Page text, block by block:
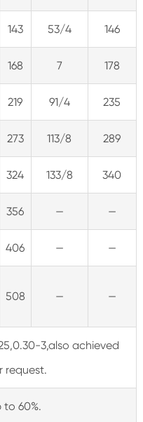
143 53/4 146
168 7 178
219 91/4 235
273 113/8 289
324 133/8 340
356 — —
406 — —
508 — —
3,also achieved
request.
60%.